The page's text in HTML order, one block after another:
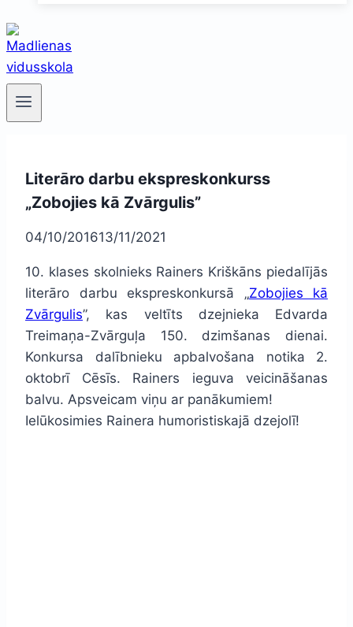
Literāro darbu ekspreskonkurss
„Zobojies kā Zvārgulis”
04/10/201613/11/2021
10. klases skolnieks Rainers Kriškāns piedalījās
literāro darbu ekspreskonkursā „Zobojies kā
Zvārgulis”, kas veltīts dzejnieka Edvarda
Treimaņa-Zvārguļa 150. dzimšanas dienai.
Konkursa dalībnieku apbalvošana notika 2.
oktobrī Cēsīs. Rainers ieguva veicināšanas
balvu. Apsveicam viņu ar panākumiem!
Ielūkosimies Rainera humoristiskajā dzejolī!